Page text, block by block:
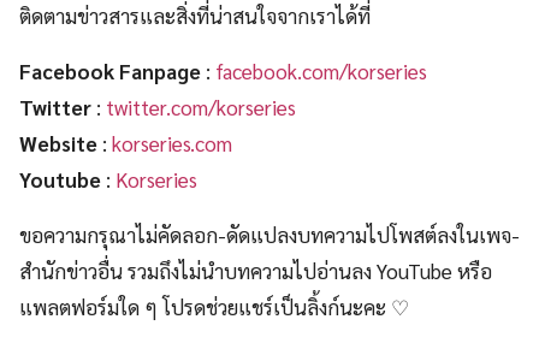
ติดตามข่าวสารและสิ่งที่น่าสนใจจากเราได้ที่
Facebook Fanpage : facebook.com/korseries
Twitter : twitter.com/korseries
Website : korseries.com
Youtube : Korseries
ขอความกรุณาไม่คัดลอก-ดัดแปลงบทความไปโพสต์ลงในเพจ-
สำนักข่าวอื่น รวมถึงไม่นำบทความไปอ่านลง YouTube หรือ
แพลตฟอร์มใด ๆ โปรดช่วยแชร์เป็นลิ้งก์นะคะ ♡